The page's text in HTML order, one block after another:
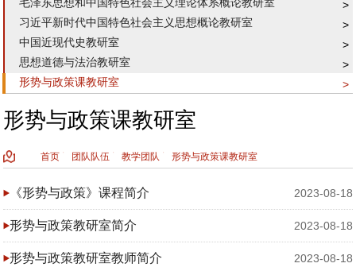
毛泽东思想和中国特色社会主义理论体系概论教研室
习近平新时代中国特色社会主义思想概论教研室
中国近现代史教研室
思想道德与法治教研室
形势与政策课教研室
形势与政策课教研室
首页 团队队伍 教学团队 形势与政策课教研室
2023-08-18
《形势与政策》课程简介
2023-08-18
形势与政策教研室简介
2023-08-18
形势与政策教研室教师简介